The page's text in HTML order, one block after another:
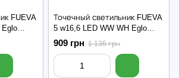
FUEVA
Eglo
Точечный светильник FUEVA
5 w16,6 LED WW WH Eglo
99163
909 грн 1 136 грн